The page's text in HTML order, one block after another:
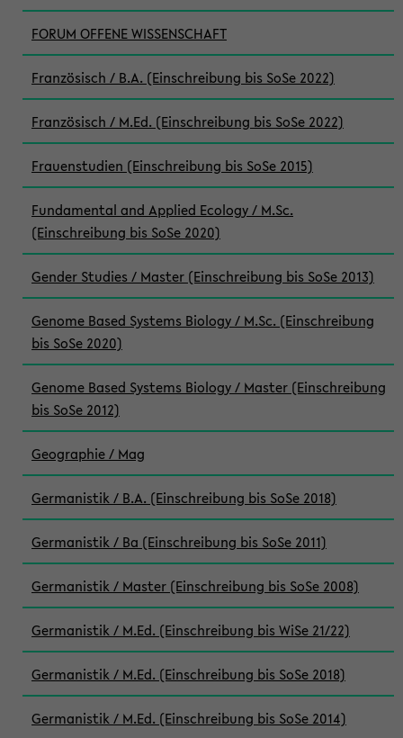
FORUM OFFENE WISSENSCHAFT
Französisch / B.A. (Einschreibung bis SoSe 2022)
Französisch / M.Ed. (Einschreibung bis SoSe 2022)
Frauenstudien (Einschreibung bis SoSe 2015)
Fundamental and Applied Ecology / M.Sc.
(Einschreibung bis SoSe 2020)
Gender Studies / Master (Einschreibung bis SoSe 2013)
Genome Based Systems Biology / M.Sc. (Einschreibung
bis SoSe 2020)
Genome Based Systems Biology / Master (Einschreibung
bis SoSe 2012)
Geographie / Mag
Germanistik / B.A. (Einschreibung bis SoSe 2018)
Germanistik / Ba (Einschreibung bis SoSe 2011)
Germanistik / Master (Einschreibung bis SoSe 2008)
Germanistik / M.Ed. (Einschreibung bis WiSe 21/22)
Germanistik / M.Ed. (Einschreibung bis SoSe 2018)
Germanistik / M.Ed. (Einschreibung bis SoSe 2014)